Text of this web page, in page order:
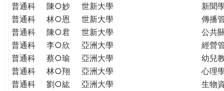
普通科
陳○妙 世新大學
新聞
普通科
林○恩 世新大學
傳播
普通科
陳○君 世新大學
公共
普通科
李○欣 亞洲大學
經營
普通科
蔡○瑜 亞洲大學
幼兒
普通科
林○翔 亞洲大學
心理
普通科
劉○紘 亞洲大學
生物